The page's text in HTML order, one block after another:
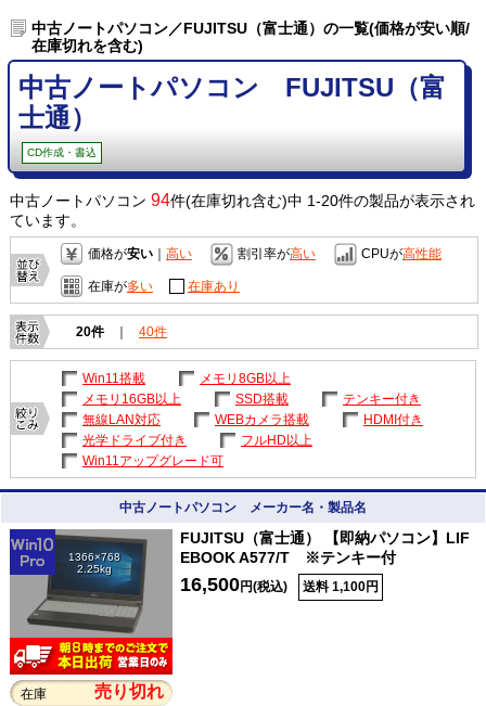
中古ノートパソコン／FUJITSU（富士通）の一覧(価格が安い順/
在庫切れを含む)
中古ノートパソコン FUJITSU（富
士通）
CD作成・書込
中古ノートパソコン 94件(在庫切れ含む)中 1-20件の製品が表示され
ています。
価格が安い｜ 高い 割引率が高い CPUが高性能
在庫が多い 在庫あり
20件 ｜ 40件
Win11搭載
メモリ8GB以上
メモリ16GB以上
SSD搭載
テンキー付き
無線LAN対応
WEBカメラ搭載
HDMI付き
光学ドライブ付き
フルHD以上
Win11アップグレード可
中古ノートパソコン メーカー名・製品名
1366×768
2.25kg
在庫 売り切れ
FUJITSU（富士通） 【即納パソコン】LIF
EBOOK A577/T ※テンキー付
16,500円(税込) 送料 1,100円